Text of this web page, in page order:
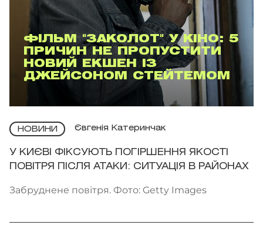
ФІЛЬМ "ЗАКОЛОТ" У КІНО: 5
ПРИЧИН НЕ ПРОПУСТИТИ
НОВИЙ ЕКШЕН ІЗ
ДЖЕЙСОНОМ СТЕЙТЕМОМ
НОВИНИ Євгенія Катеринчак
У КИЄВІ ФІКСУЮТЬ ПОГІРШЕННЯ ЯКОСТІ
ПОВІТРЯ ПІСЛЯ АТАКИ: СИТУАЦІЯ В РАЙОНАХ
Забруднене повітря. Фото: Getty Images